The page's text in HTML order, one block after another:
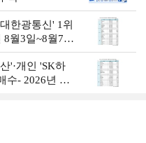
한광통신' 1위
8월3일~8월7
'·개인 'SK하
수- 2026년 8